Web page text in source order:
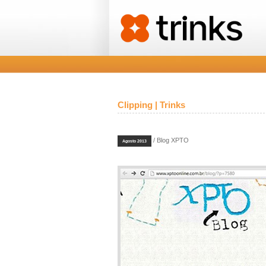
Clipping | Trinks
Agosto 2013 / Blog XPTO